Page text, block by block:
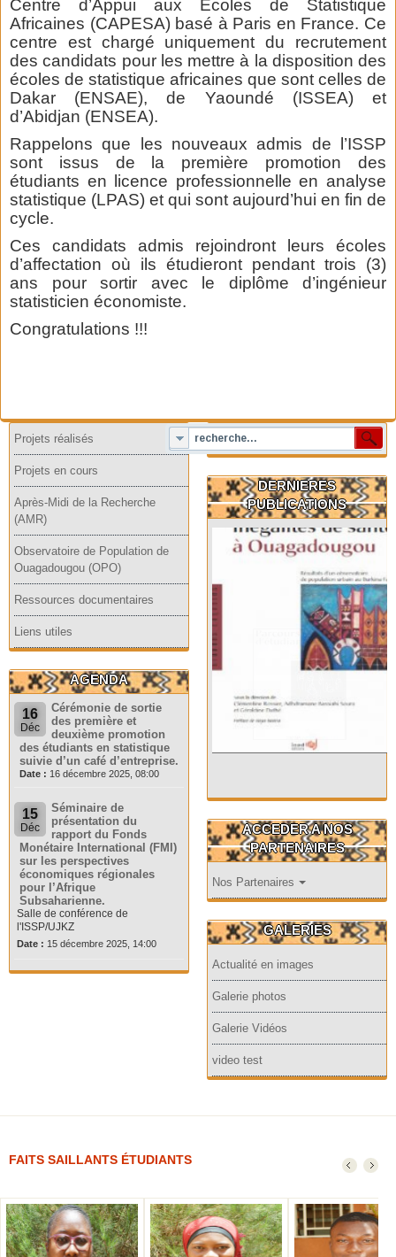
Centre d’Appui aux Ecoles de Statistique
Africaines (CAPESA) basé à Paris en France. Ce
centre est chargé uniquement du recrutement
des candidats pour les mettre à la disposition des
écoles de statistique africaines que sont celles de
Dakar (ENSAE), de Yaoundé (ISSEA) et
d’Abidjan (ENSEA).
Rappelons que les nouveaux admis de l’ISSP
sont issus de la première promotion des
étudiants en licence professionnelle en analyse
statistique (LPAS) et qui sont aujourd’hui en fin de
cycle.
Ces candidats admis rejoindront leurs écoles
d’affectation où ils étudieront pendant trois (3)
ans pour sortir avec le diplôme d’ingénieur
statisticien économiste.
Congratulations !!!
Projets réalisés
Projets en cours
Après-Midi de la Recherche
(AMR)
Observatoire de Population de
Ouagadougou (OPO)
Ressources documentaires
Liens utiles
AGENDA
16
Déc
Cérémonie de sortie
des première et
deuxième promotion
des étudiants en statistique
suivie d’un café d’entreprise.
Date : 16 décembre 2025, 08:00
15
Déc
Séminaire de
présentation du
rapport du Fonds
Monétaire International (FMI)
sur les perspectives
économiques régionales
pour l’Afrique
Subsaharienne.
Salle de conférence de
l'ISSP/UJKZ
Date : 15 décembre 2025, 14:00
DERNIERES
PUBLICATIONS
ACCEDER A NOS
PARTENAIRES
Nos Partenaires
GALERIES
Actualité en images
Galerie photos
Galerie Vidéos
video test
FAITS SAILLANTS ÉTUDIANTS